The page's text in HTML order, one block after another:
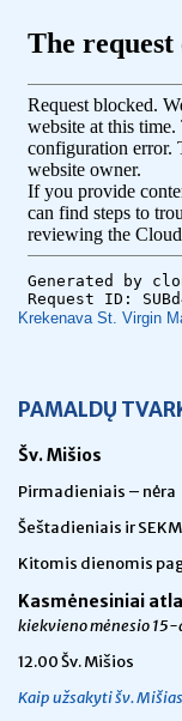
Krekenava St. Virgin
PAMALDŲ
Šv. Mišios
Pirmadieniais – nėra
Šeštadieniais ir
Kitomis dienomis
Kasmėnesiniai
kiekvieno mėnesio 15-
12.00 Šv. Mišios
Kaip užsakyti šv.